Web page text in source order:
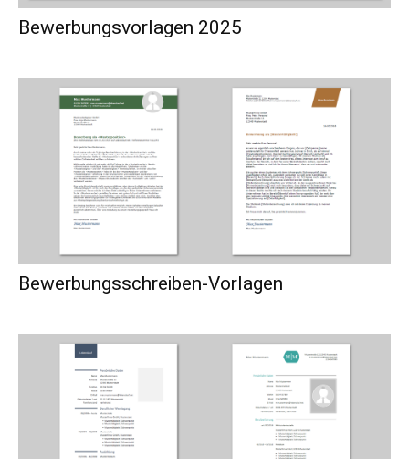
Bewerbungsvorlagen 2025
Bewerbungsschreiben-Vorlagen